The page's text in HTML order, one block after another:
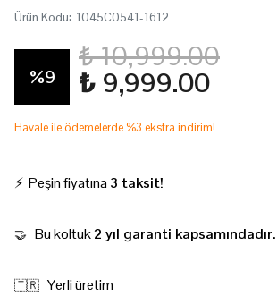
Ürün Kodu: 1045C0541-1612
%9
₺ 10,999.00
₺ 9,999.00
Havale ile ödemelerde %3 ekstra indirim!
⚡ Peşin fiyatına 3 taksit!
🤝 Bu koltuk2 yıl garanti kapsamındadır.
🇹🇷 Yerli üretim